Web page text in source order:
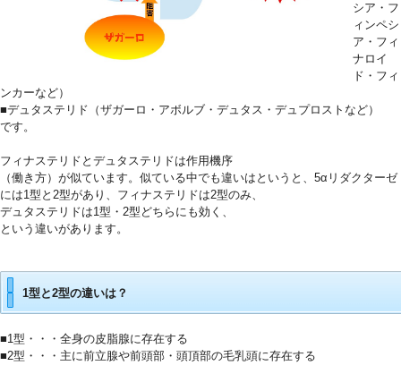
シア・フ
ィンペシ
ア・フィ
ナロイ
ド・フィ
ンカーなど）
■デュタステリド（ザガーロ・アボルブ・デュタス・デュプロストなど）
です。
フィナステリドとデュタステリドは作用機序
（働き方）が似ています。似ている中でも違いはというと、5αリダクターゼ
には1型と2型があり、フィナステリドは2型のみ、
デュタステリドは1型・2型どちらにも効く、
という違いがあります。
1型と2型の違いは？
■1型・・・全身の皮脂腺に存在する
■2型・・・主に前立腺や前頭部・頭頂部の毛乳頭に存在する